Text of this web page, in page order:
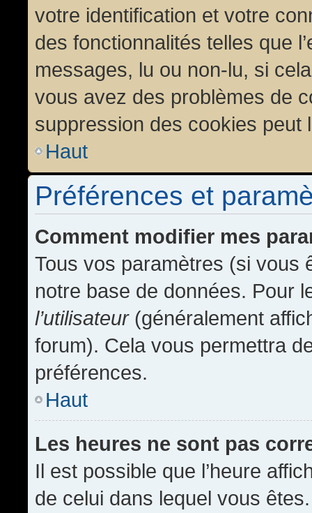
votre identification et votre
des fonctionnalités telles que
messages, lu ou non-lu, si
vous avez des problèmes de
suppression des cookies peut
Haut
Préférences et
Comment modifier mes
Tous vos paramètres (si vous
notre base de données. Pour
l’utilisateur(généralement
forum). Cela vous permettra
préférences.
Haut
Les heures ne sont pas
Il est possible que l’heure
de celui dans lequel vous